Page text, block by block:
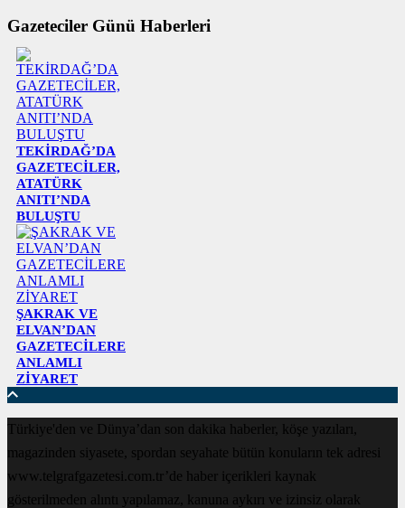
Gazeteciler Günü Haberleri
TEKİRDAĞ’DA
GAZETECİLER,
ATATÜRK
ANITI’NDA
BULUŞTU
ŞAKRAK VE
ELVAN’DAN
GAZETECİLERE
ANLAMLI
ZİYARET
Türkiye'den ve Dünya’dan son dakika haberler, köşe yazıları,
magazinden siyasete, spordan seyahate bütün konuların tek adresi
www.telgrafgazetesi.com.tr’de haber içerikleri kaynak
gösterilmeden alıntı yapılamaz, kanuna aykırı ve izinsiz olarak